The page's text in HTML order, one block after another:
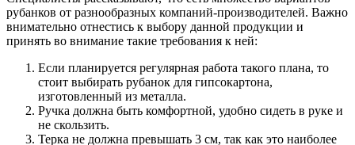
рубанков от разнообразных компаний-производителей. Важно
внимательно отнестись к выбору данной продукции и
принять во внимание такие требования к ней:
Если планируется регулярная работа такого плана, то
стоит выбирать рубанок для гипсокартона,
изготовленный из металла.
Ручка должна быть комфортной, удобно сидеть в руке и
не скользить.
Терка не должна превышать 3 см, так как это наиболее